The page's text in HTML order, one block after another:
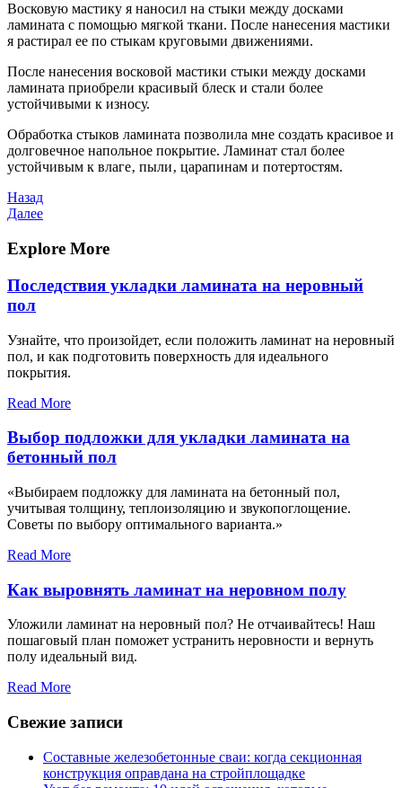
Восковую мастику я наносил на стыки между досками
ламината с помощью мягкой ткани. После нанесения мастики
я растирал ее по стыкам круговыми движениями.
После нанесения восковой мастики стыки между досками
ламината приобрели красивый блеск и стали более
устойчивыми к износу.
Обработка стыков ламината позволила мне создать красивое и
долговечное напольное покрытие. Ламинат стал более
устойчивым к влаге‚ пыли‚ царапинам и потертостям.
Навигация
по
записям
Предыдущая
запись
Назад
Следующая
Далее
Explore More
Последствия укладки ламината на неровный
пол
Узнайте, что произойдет, если положить ламинат на неровный
пол, и как подготовить поверхность для идеального
покрытия.
Read More
Выбор подложки для укладки ламината на
бетонный пол
«Выбираем подложку для ламината на бетонный пол,
учитывая толщину, теплоизоляцию и звукопоглощение.
Советы по выбору оптимального варианта.»
Read More
Как выровнять ламинат на неровном полу
Уложили ламинат на неровный пол? Не отчаивайтесь! Наш
пошаговый план поможет устранить неровности и вернуть
полу идеальный вид.
Read More
Свежие записи
Составные железобетонные сваи: когда секционная
конструкция оправдана на стройплощадке